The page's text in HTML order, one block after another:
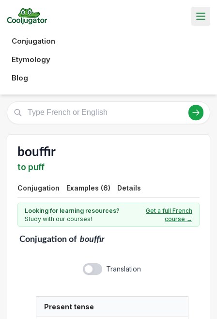
Conjugation
Etymology
Blog
bouffir
to puff
Conjugation Examples (6) Details
Looking for learning resources?
Study with our courses!
Get a full French
course →
Conjugationof bouffir
Translation
Present tense